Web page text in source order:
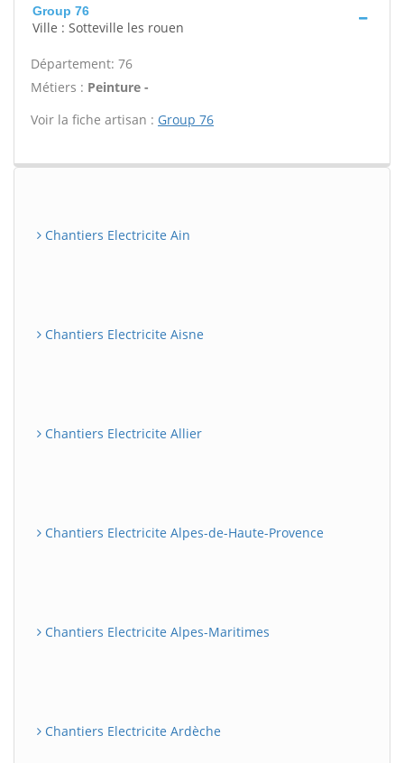
Group 76
Ville : Sotteville les rouen
Département: 76
Métiers : Peinture -
Voir la fiche artisan : Group 76
Chantiers Electricite Ain
Chantiers Electricite Aisne
Chantiers Electricite Allier
Chantiers Electricite Alpes-de-Haute-Provence
Chantiers Electricite Alpes-Maritimes
Chantiers Electricite Ardèche